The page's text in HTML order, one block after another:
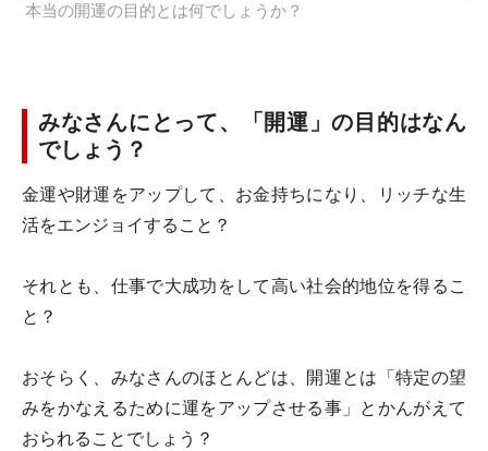
本当の開運の目的とは何でしょうか？
みなさんにとって、「開運」の目的はなん
でしょう？
金運や財運をアップして、お金持ちになり、リッチな生
活をエンジョイすること？
それとも、仕事で大成功をして高い社会的地位を得るこ
と？
おそらく、みなさんのほとんどは、開運とは「特定の望
みをかなえるために運をアップさせる事」とかんがえて
おられることでしょう？